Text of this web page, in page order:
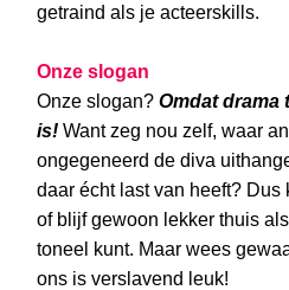
getraind als je acteerskills.
Onze slogan
Onze slogan? Omdat drama
is!Want zeg nou zelf, waar
ongegeneerd de diva
daar écht last van heeft? Dus
of blijf gewoon lekker thuis
toneel kunt. Maar wees
ons is verslavend leuk!